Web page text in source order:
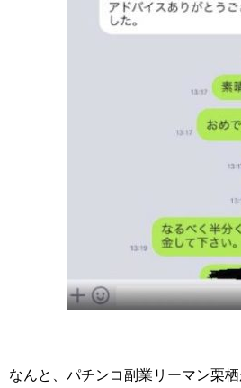
なんと、パチンコ副業リーマン栗